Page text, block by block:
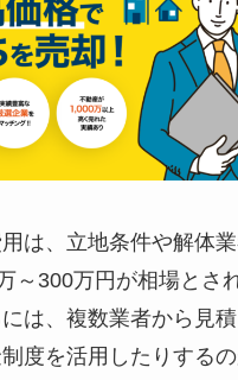
は、立地条件や解体
～300万円が相場とさ
は、複数業者から見
度を活用したりする